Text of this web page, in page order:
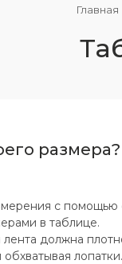
Главная
размера?
с
в таблице.
должна
лопатки.